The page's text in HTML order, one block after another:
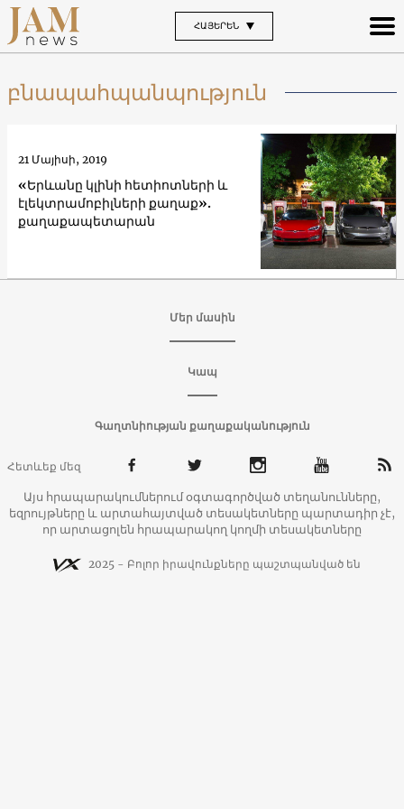
ՀԱՅԵՐԵՆ
բնապահպանպություն
«Երևանը կլինի հետիոտների և
էլեկտրամոբիլների քաղաք».
քաղաքապետարան
21 Մայիսի, 2019
Մեր մասին
Կապ
Գաղտնիության քաղաքականություն
Հետևեք մեզ
Այս հրապարակումներում օգտագործված տեղանունները,
եզրույթները և արտահայտված տեսակետները պարտադիր չէ,
որ արտացոլեն հրապարակող կողմի տեսակետները
2025 - Բոլոր իրավունքները պաշտպանված են